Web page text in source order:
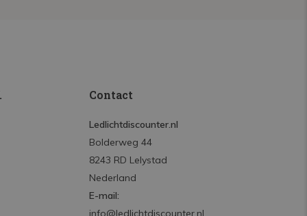
Contact
Ledlichtdiscounter.nl
Bolderweg 44
8243 RD Lelystad
Nederland
E-mail:
info@ledlichtdiscounter.nl